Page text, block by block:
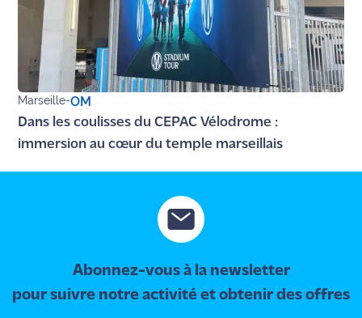
Marseille-OM
Dans les coulisses du CEPAC Vélodrome :
immersion au cœur du temple marseillais
Abonnez-vous à la newsletter
pour suivre notre activité et obtenir des offres